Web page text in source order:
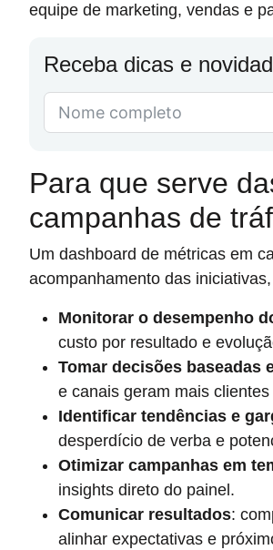
equipe de marketing, vendas e
Receba dicas e
Para que serve
campanhas de
Um dashboard de métricas em
acompanhamento das
Monitorar o desempenho
custo por resultado e
Tomar decisões baseadas
e canais geram mais
Identificar tendências e
desperdício de verba e
Otimizar campanhas em
insights direto do painel.
Comunicar resultados:
alinhar expectativas e